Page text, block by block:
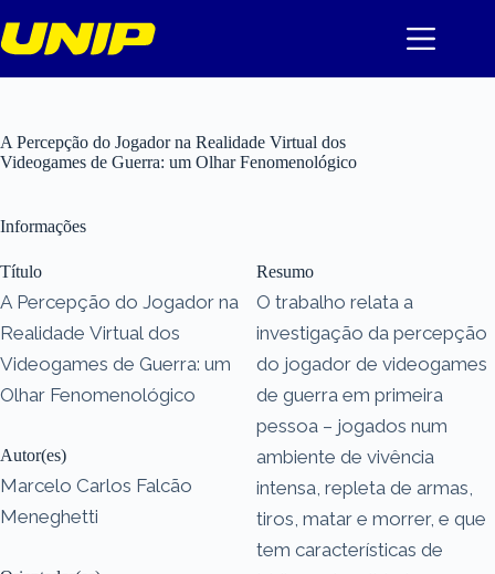
para
o
A Percepção do Jogador na Realidade Virtual dos
Videogames de Guerra: um Olhar Fenomenológico
Informações
Título
A Percepção do Jogador na
Realidade Virtual dos
Videogames de Guerra: um
Olhar Fenomenológico
Autor(es)
Marcelo Carlos Falcão
Meneghetti
Resumo
O trabalho relata a
investigação da percepção
do jogador de videogames
de guerra em primeira
pessoa – jogados num
ambiente de vivência
intensa, repleta de armas,
tiros, matar e morrer, e que
tem características de